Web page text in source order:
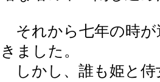
それから七年の時が
きました。
しかし、誰も姫と侍